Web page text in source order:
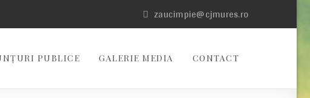
zaucimpie@cjmures.ro
PUBLICE GALERIE MEDIA CONTACT